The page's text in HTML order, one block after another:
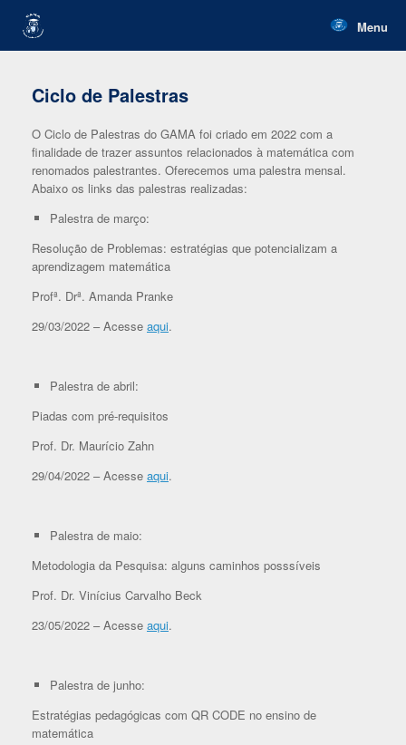
content
Menu
Ciclo de Palestras
O Ciclo de Palestras do GAMA foi criado em 2022 com a
finalidade de trazer assuntos relacionados à matemática com
renomados palestrantes. Oferecemos uma palestra mensal.
Abaixo os links das palestras realizadas:
Palestra de março:
Resolução de Problemas: estratégias que potencializam a
aprendizagem matemática
Profª. Drª. Amanda Pranke
29/03/2022 – Acesse aqui.
Palestra de abril:
Piadas com pré-requisitos
Prof. Dr. Maurício Zahn
29/04/2022 – Acesse aqui.
Palestra de maio:
Metodologia da Pesquisa: alguns caminhos posssíveis
Prof. Dr. Vinícius Carvalho Beck
23/05/2022 – Acesse aqui.
Palestra de junho:
Estratégias pedagógicas com QR CODE no ensino de
matemática